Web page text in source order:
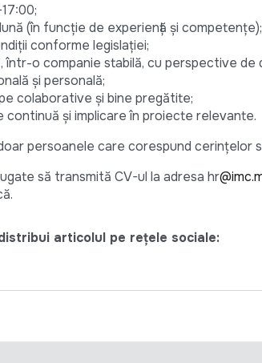
(în funcție de experiență și competențe);
conforme legislației;
într-o companie stabilă, cu perspective de
și personală;
colaborative și bine pregătite;
și implicare în proiecte relevante.
persoanele care corespund cerințelor
să transmită CV-ul la adresa hr
articolul pe rețele sociale:
CONCURSURILOR DE OCUPARE A